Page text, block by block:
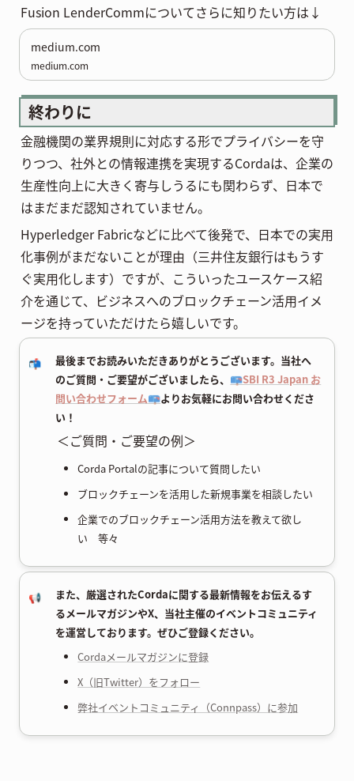
Fusion LenderCommについてさらに知りたい方は↓
medium.com
medium.com
終わりに
金融機関の業界規則に対応する形でプライバシーを守
りつつ、社外との情報連携を実現するCordaは、企業の
生産性向上に大きく寄与しうるにも関わらず、日本で
はまだまだ認知されていません。
Hyperledger Fabricなどに比べて後発で、日本での実用
化事例がまだないことが理由（三井住友銀行はもうす
ぐ実用化します）ですが、こういったユースケース紹
介を通じて、ビジネスへのブロックチェーン活用イメ
ージを持っていただけたら嬉しいです。
📬
最後までお読みいただきありがとうございます。当社へ
のご質問・ご要望がございましたら、 📪SBI R3 Japan お
問い合わせフォーム📪よりお気軽にお問い合わせくださ
い！
＜ご質問・ご要望の例＞
Corda Portalの記事について質問したい
ブロックチェーンを活用した新規事業を相談したい
企業でのブロックチェーン活用方法を教えて欲し
い 等々
📢
また、厳選されたCordaに関する最新情報をお伝えるす
るメールマガジンやX、当社主催のイベントコミュニティ
を運営しております。ぜひご登録ください。
Cordaメールマガジンに登録
X（旧Twitter）をフォロー
弊社イベントコミュニティ（Connpass）に参加